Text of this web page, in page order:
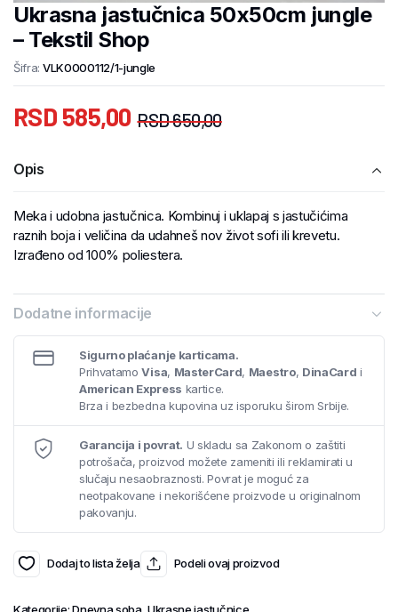
Ukrasna jastučnica 50x50cm jungle
– Tekstil Shop
Šifra: VLK0000112/1-jungle
RSD650,00
RSD 585,00
Opis
Meka i udobna jastučnica. Kombinuj i uklapaj s jastučićima
raznih boja i veličina da udahneš nov život sofi ili krevetu.
Izrađeno od 100% poliestera.
Dodatne informacije
Sigurno plaćanje karticama.
PrihvatamoVisa, MasterCard, Maestro, DinaCard i
American Express kartice.
Brza i bezbedna kupovina uz isporuku širom Srbije.
Garancija i povrat. U skladu sa Zakonom o zaštiti
potrošača, proizvod možete zameniti ili reklamirati u
slučaju nesaobraznosti. Povrat je moguć za
neotpakovane i nekorišćene proizvode u originalnom
pakovanju.
Dodaj to lista želja Podeli ovaj proizvod
Kategorije:Dnevna soba,Ukrasne jastučnice